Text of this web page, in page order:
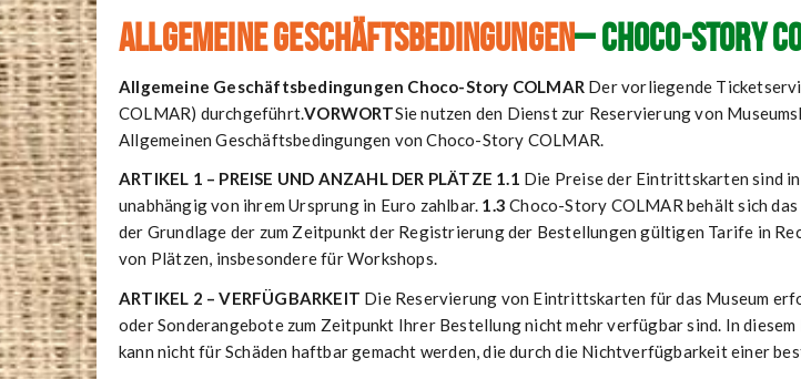
t
e
n
t
Allgemeine Geschäftsbedingungen– Choco-Story
Allgemeine Geschäftsbedingungen Choco-Story COLMAR Der vorliegende
COLMAR) durchgeführt.VORWORTSie nutzen den Dienst zur Reservierung von
Allgemeinen Geschäftsbedingungen von Choco-Story COLMAR.
ARTIKEL 1 – PREISE UND ANZAHL DER PLÄTZE 1.1 Die Preise der Eintrittskarten sind
unabhängig von ihrem Ursprung in Euro zahlbar. 1.3 Choco-Story COLMAR behält sich
der Grundlage der zum Zeitpunkt der Registrierung der Bestellungen gültigen Tarife in
von Plätzen, insbesondere für Workshops.
ARTIKEL 2 – VERFÜGBARKEIT Die Reservierung von Eintrittskarten für das Museum
oder Sonderangebote zum Zeitpunkt Ihrer Bestellung nicht mehr verfügbar sind. In
kann nicht für Schäden haftbar gemacht werden, die durch die Nichtverfügbarkeit einer